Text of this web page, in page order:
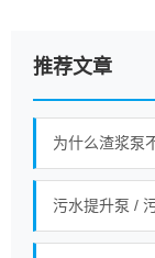
推荐文章
为什么渣浆泵